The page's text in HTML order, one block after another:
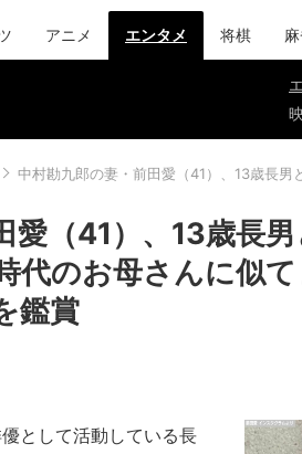
アニメ エンタメ 将棋
中村勘九郎の妻・前田愛（41）、13歳長男
愛（41）、13歳長
代のお母さんに似
鑑賞
として活動している長